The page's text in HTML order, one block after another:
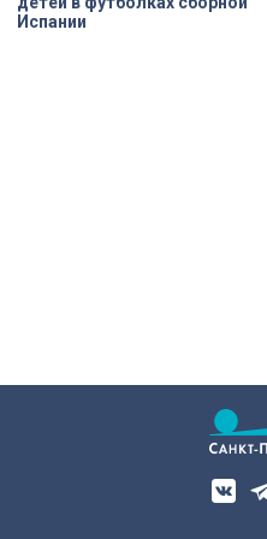
Испании